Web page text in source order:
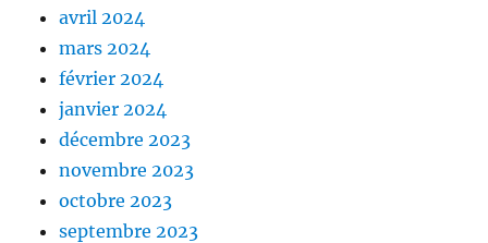
avril 2024
mars 2024
février 2024
janvier 2024
décembre 2023
novembre 2023
octobre 2023
septembre 2023